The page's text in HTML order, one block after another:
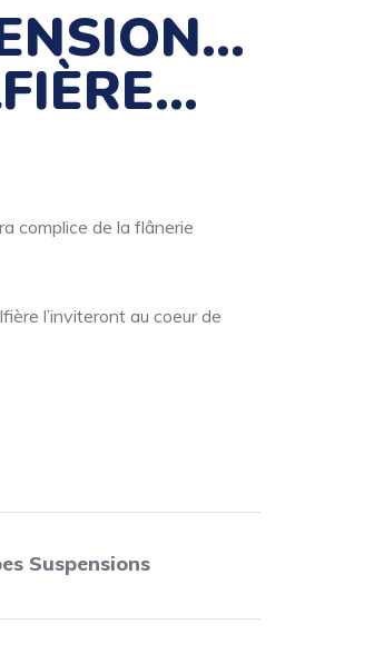
complice de la flânerie
l’inviteront au coeur de
Suspensions